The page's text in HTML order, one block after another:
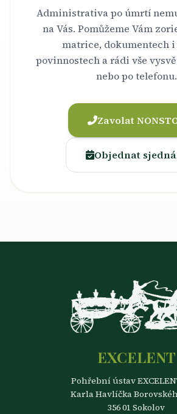
Administrativa po úmrtí
na Vás. Pomůžeme Vám
matrice, dokumentech
povinnostech a rádi vše
nebo po telefonu.
Zavolat
Objednat
EXCELENT
Pohřební ústav
Karla Havlíčka
356 01 Sokolov